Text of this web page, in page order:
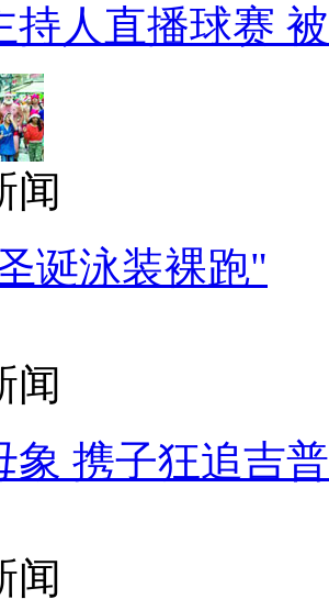
持人直播球赛
闻
诞泳装裸跑"
闻
象 携子狂追吉
闻